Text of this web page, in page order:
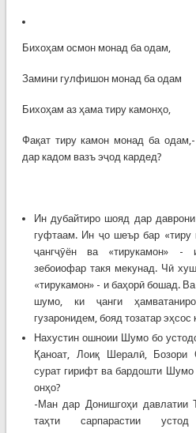
Бихоҳам осмон монад ба одам,
Замини гулфишон монад ба одам
Бихоҳам аз ҳама тиру камонҳо,
Фақат тиру камон монад ба
дар кадом вазъ эҷод кардед?
Ин дубайтиро шояд дар
гуфтаам. Ин ҷо шеър бар «тиру
ҷангҷӯён ва «тирукамон» -
зебоиофар такя мекунад. Чӣ
«тирукамон» - и баҳорӣ бошад.
шумо, ки ҷанги
гузаронидем, бояд тозатар эҳсос
Нахустин ошноии Шумо бо
Қаноат, Лоиқ Шералӣ, Бозори
сурат гирифт ва бардошти
онҳо?
-Ман дар Донишгоҳи давлатии
таҳти сарпарастии